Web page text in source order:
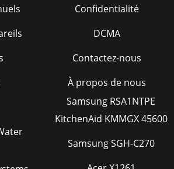
Confidentialité
DCMA
Contactez-nous
À propos de nous
Samsung RSA1NTPE
KitchenAid KMMGX 45600
Samsung SGH-C270